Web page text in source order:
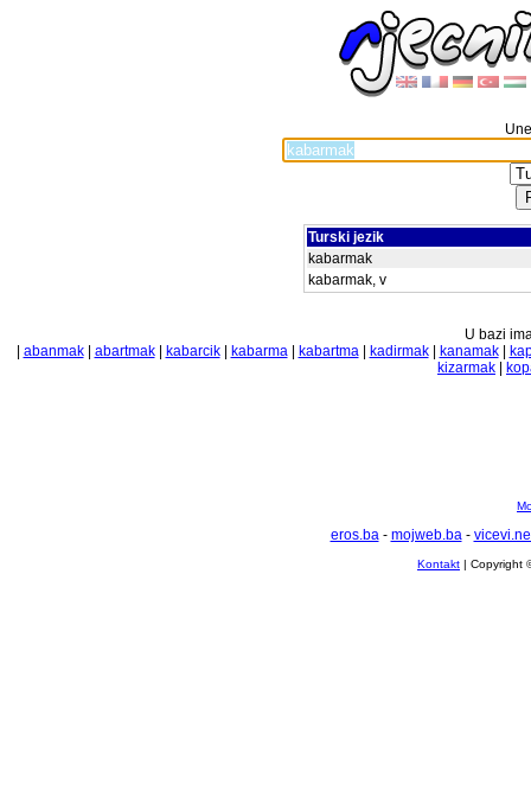
Turski jezik
kabarmak
kabarmak, v
U bazi
abanmak| abartmak| kabarcik| kabarma| kabartma| kadirmak| kanamak|
kizarmak
eros.ba- mojweb.ba-
Kontakt | Copyright